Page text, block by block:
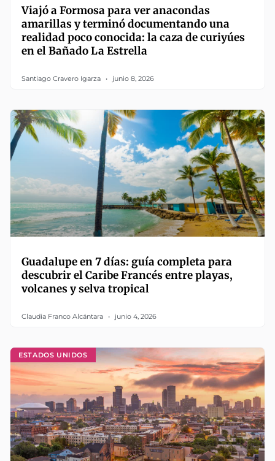
Viajó a Formosa para ver anacondas
amarillas y terminó documentando una
realidad poco conocida: la caza de curiyúes
en el Bañado La Estrella
Santiago Cravero Igarza junio 8, 2026
Guadalupe en 7 días: guía completa para
descubrir el Caribe Francés entre playas,
volcanes y selva tropical
Claudia Franco Alcántara junio 4, 2026
ESTADOS UNIDOS